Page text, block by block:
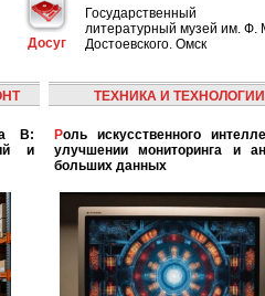
Досуг
Государственный
литературный музей им. Ф.
Достоевского. Омск
и
ТЕХНИКА И ТЕХНОЛОГИИ
Роль искусственного интеллекта в
улучшении мониторинга и
больших данных